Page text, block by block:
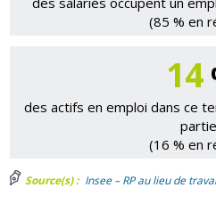
(85 % en
14
des actifs en emploi dans ce
(16 % en
Source(s) : Insee – RP au lieu de